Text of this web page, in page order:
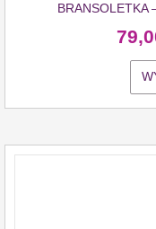
BRANSOLETKA